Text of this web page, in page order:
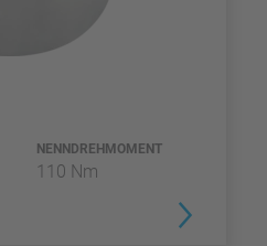
NENNDREHMOMENT
110 Nm